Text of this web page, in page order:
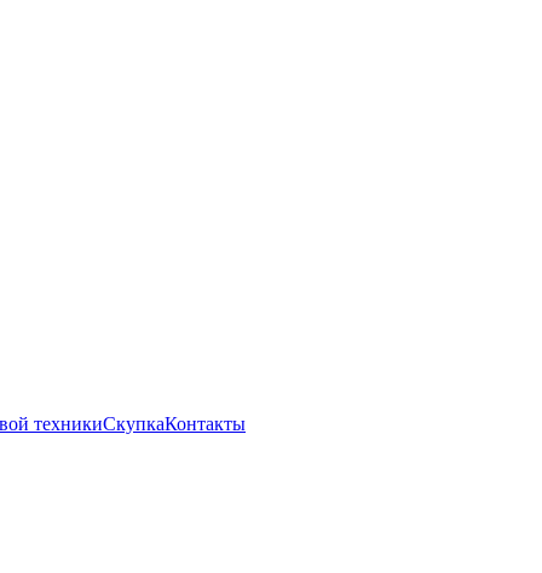
техникиСкупкаКонтакты